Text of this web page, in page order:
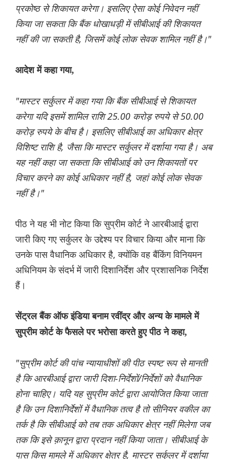
प्रकोष्ठ से शिकायत करेगा। इसलिए ऐसा कोई निवेदन नहीं
किया जा सकता कि बैंक धोखाधड़ी में सीबीआई की शिकायत
नहीं की जा सकती है, जिसमें कोई लोक सेवक शामिल नहीं है।"
आदेश में कहा गया,
"मास्टर सर्कुलर में कहा गया कि बैंक सीबीआई से शिकायत
करेगा यदि इसमें शामिल राशि 25.00 करोड़ रुपये से 50.00
करोड़ रुपये के बीच है। इसलिए सीबीआई का अधिकार क्षेत्र
विशिष्ट राशि है, जैसा कि मास्टर सर्कुलर में दर्शाया गया है। अब
यह नहीं कहा जा सकता कि सीबीआई को उन शिकायतों पर
विचार करने का कोई अधिकार नहीं है, जहां कोई लोक सेवक
नहीं है।"
पीठ ने यह भी नोट किया कि सुप्रीम कोर्ट ने आरबीआई द्वारा
जारी किए गए सर्कुलर के उद्देश्य पर विचार किया और माना कि
उनके पास वैधानिक अधिकार है, क्योंकि वह बैंकिंग विनियमन
अधिनियम के संदर्भ में जारी दिशानिर्देश और प्रशासनिक निर्देश
हैं।
सेंट्रल बैंक ऑफ इंडिया बनाम रवींद्र और अन्य के मामले में
सुप्रीम कोर्ट के फैसले पर भरोसा करते हुए पीठ ने कहा,
"सुप्रीम कोर्ट की पांच न्यायाधीशों की पीठ स्पष्ट रूप से मानती
है कि आरबीआई द्वारा जारी दिशा-निर्देशों/निर्देशों को वैधानिक
होना चाहिए। यदि यह सुप्रीम कोर्ट द्वारा आयोजित किया जाता
है कि उन दिशानिर्देशों में वैधानिक तत्व है तो सीनियर वकील का
तर्क है कि सीबीआई को तब तक अधिकार क्षेत्र नहीं मिलेगा जब
तक कि इसे क़ानून द्वारा प्रदान नहीं किया जाता। सीबीआई के
पास किस मामले में अधिकार क्षेत्र है, मास्टर सर्कुलर में दर्शाया